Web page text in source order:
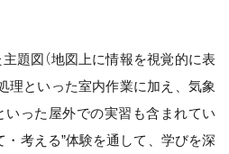
題図（地図上に情報を視覚的に表
理といった室内作業に加え、気象
った屋外での実習も含まれてい
・考える”体験を通して、学びを深